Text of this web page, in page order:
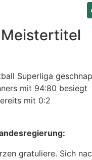
Superliga
mit 94:80 besiegt
mit 0:2
gratuliere. Sich